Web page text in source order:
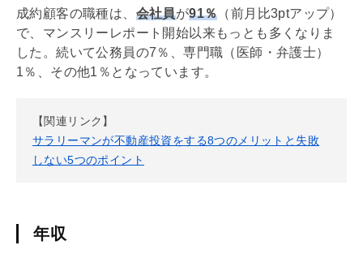
成約顧客の職種は、 会社員が91％ （前月比3ptアップ）
で、マンスリーレポート開始以来もっとも多くなりま
した。続いて公務員の7％、専門職（医師・弁護士）
1％、その他1％となっています。
【関連リンク】
サラリーマンが不動産投資をする8つのメリットと失敗
しない5つのポイント
年収